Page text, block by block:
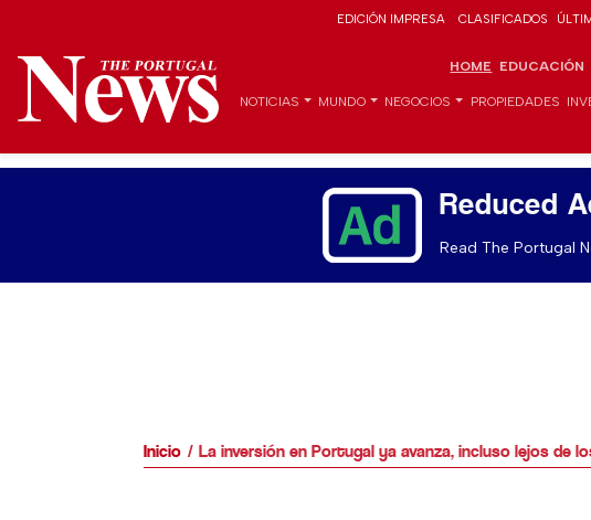
EDICIÓN IMPRESA CLASIFICADOS
HOME EDUCACIÓN
NOTICIAS MUNDO NEGOCIOS PROPIEDADES
Reduced
Read The Portugal
Inicio La inversión en Portugal ya avanza, incluso lejos de